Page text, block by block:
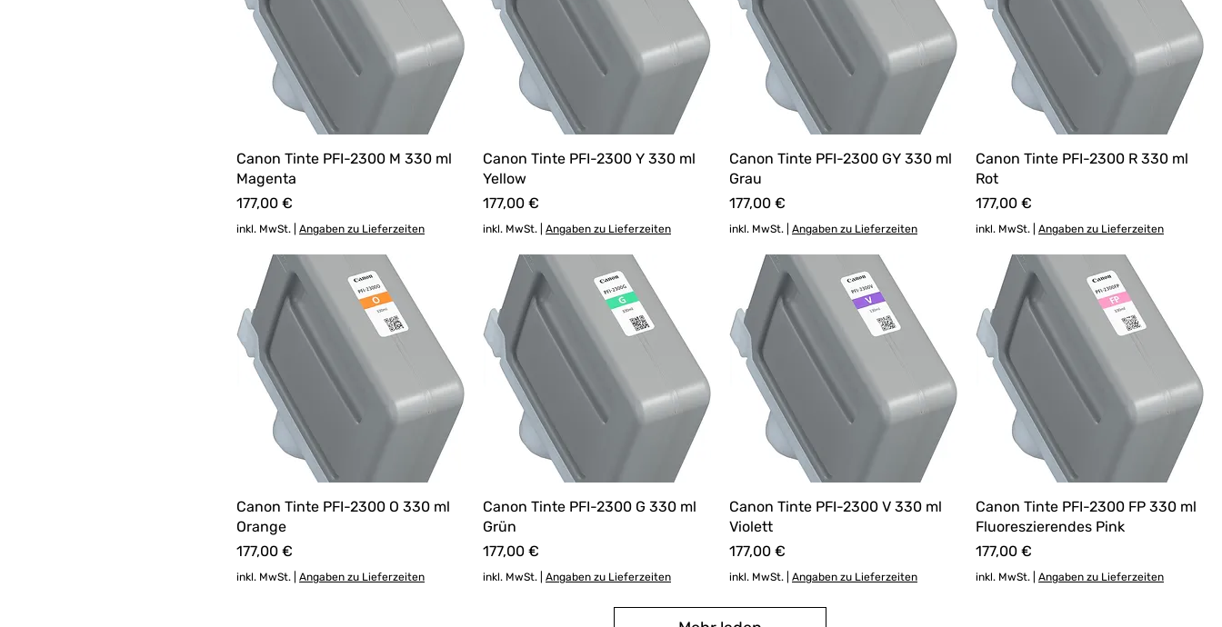
Canon Tinte PFI-2300 M 330 ml
Magenta
Preis
177,00 €
inkl. MwSt. Angaben zu Lieferzeiten
Canon Tinte PFI-2300 Y 330 ml
Yellow
Preis
177,00 €
inkl. MwSt. Angaben zu Lieferzeiten
Canon Tinte PFI-2300 GY 330 ml
Grau
Preis
177,00 €
inkl. MwSt. Angaben zu Lieferzeiten
Canon Tinte PFI-2300 R 330 ml
Rot
Preis
177,00 €
inkl. MwSt. Angaben zu Lieferzeiten
Canon Tinte PFI-2300 O 330 ml
Orange
Preis
177,00 €
inkl. MwSt. Angaben zu Lieferzeiten
Canon Tinte PFI-2300 G 330 ml
Grün
Preis
177,00 €
inkl. MwSt. Angaben zu Lieferzeiten
Canon Tinte PFI-2300 V 330 ml
Violett
Preis
177,00 €
inkl. MwSt. Angaben zu Lieferzeiten
Canon Tinte PFI-2300 FP 330 ml
Fluoreszierendes Pink
Preis
177,00 €
inkl. MwSt. Angaben zu Lieferzeiten